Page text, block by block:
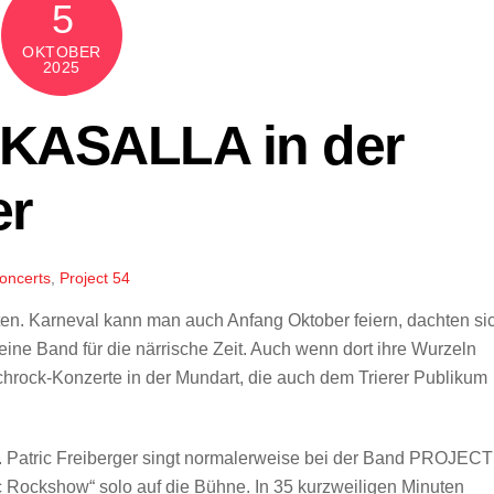
5
OKTOBER
2025
in der
, Project 54
Karneval kann man auch Anfang Oktober feiern, dachten
Band für die närrische Zeit. Auch wenn dort ihre Wurzeln
Konzerte in der Mundart, die auch dem Trierer Publikum
Freiberger singt normalerweise bei der Band PROJECT
solo auf die Bühne. In 35 kurzweiligen Minuten